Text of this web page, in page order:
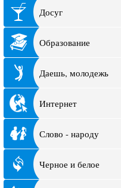
Досуг
Образование
Даешь, молодежь
Интернет
Слово - народу
Черное и белое